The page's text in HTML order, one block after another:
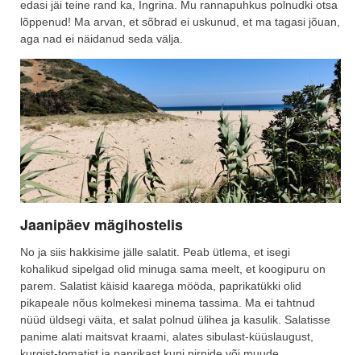
edasi jäi teine rand ka, Ingrina. Mu rannapuhkus polnudki otsa
lõppenud! Ma arvan, et sõbrad ei uskunud, et ma tagasi jõuan,
aga nad ei näidanud seda välja.
Jaanipäev mägihostelis
No ja siis hakkisime jälle salatit. Peab ütlema, et isegi
kohalikud sipelgad olid minuga sama meelt, et koogipuru on
parem. Salatist käisid kaarega mööda, paprikatükki olid
pikapeale nõus kolmekesi minema tassima. Ma ei tahtnud
nüüd üldsegi väita, et salat polnud ülihea ja kasulik. Salatisse
panime alati maitsvat kraami, alates sibulast-küüslaugust,